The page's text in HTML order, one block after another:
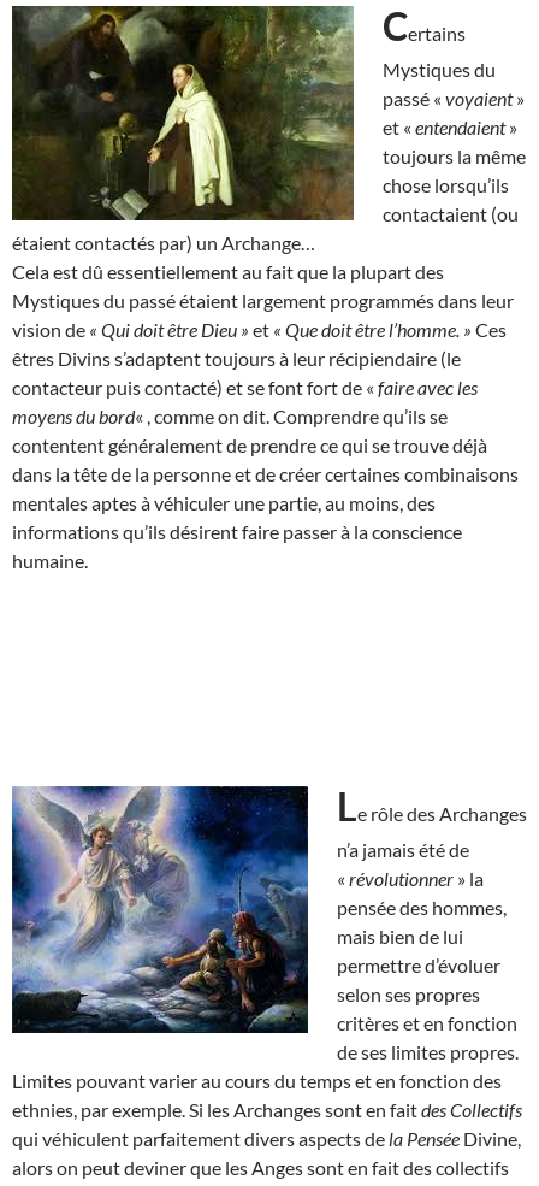
Certains
Mystiques du
passé « voyaient»
et « entendaient»
toujours la même
chose lorsqu’ils
contactaient (ou
étaient contactés par) un Archange…
Cela est dû essentiellement au fait que la plupart des
Mystiques du passé étaient largement programmés dans leur
vision de « Qui doit être Dieu » et « Que doit être l’homme. » Ces
êtres Divins s’adaptent toujours à leur récipiendaire (le
contacteur puis contacté) et se font fort de « faire avec les
moyens du bord« , comme on dit. Comprendre qu’ils se
contentent généralement de prendre ce qui se trouve déjà
dans la tête de la personne et de créer certaines combinaisons
mentales aptes à véhiculer une partie, au moins, des
informations qu’ils désirent faire passer à la conscience
humaine.
Le rôle des Archanges
n’a jamais été de
« révolutionner » la
pensée des hommes,
mais bien de lui
permettre d’évoluer
selon ses propres
critères et en fonction
de ses limites propres.
Limites pouvant varier au cours du temps et en fonction des
ethnies, par exemple. Si les Archanges sont en faitdes Collectifs
qui véhiculent parfaitement divers aspects de la Pensée Divine,
alors on peut deviner que les Anges sont en fait des collectifs